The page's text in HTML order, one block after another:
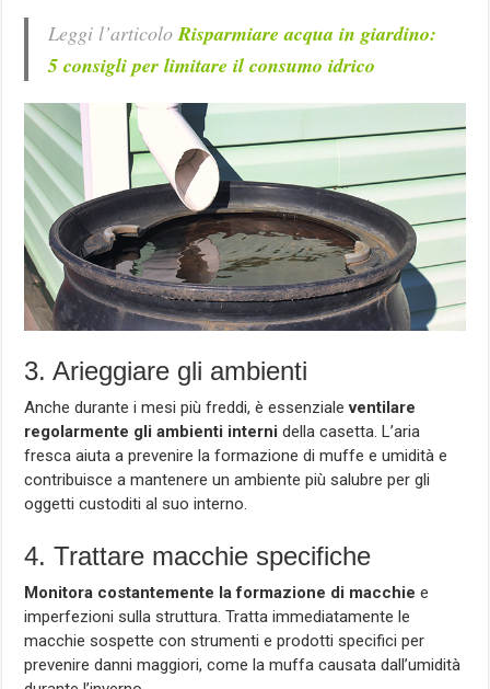
Leggi l’articoloRisparmiare acqua in giardino:
5 consigli per limitare il consumo idrico
3. Arieggiare gli ambienti
Anche durante i mesi più freddi, è essenzialeventilare
regolarmente gli ambienti interni della casetta. L’aria
fresca aiuta a prevenire la formazione di muffe e umidità e
contribuisce a mantenere un ambiente più salubre per gli
oggetti custoditi al suo interno.
4. Trattare macchie specifiche
Monitora costantemente la formazione di macchie e
imperfezioni sulla struttura. Tratta immediatamente le
macchie sospette con strumenti e prodotti specifici per
prevenire danni maggiori, come la muffa causata dall’umidità